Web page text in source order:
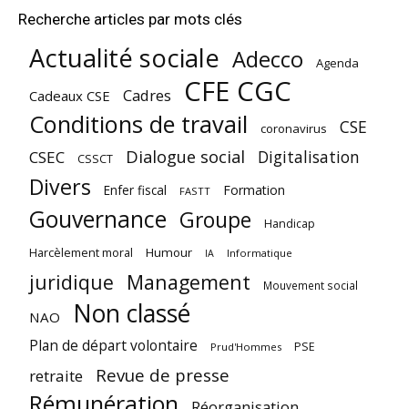
Recherche articles par mots clés
Actualité sociale Adecco Agenda
Cadeaux CSE Cadres CFE CGC
Conditions de travail coronavirus CSE
CSEC CSSCT Dialogue social Digitalisation
Divers Enfer fiscal FASTT Formation
Gouvernance Groupe Handicap
Harcèlement moral Humour IA Informatique
juridique Management Mouvement social
NAO Non classé
Plan de départ volontaire Prud'Hommes PSE
retraite Revue de presse